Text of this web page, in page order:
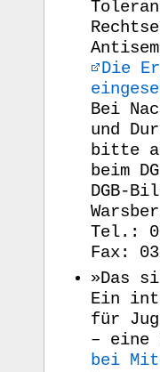
Die
Bei
und
bitte
beim
DGB-
Tel.:
Fax:
»Das
Ein
für
– eine
bei